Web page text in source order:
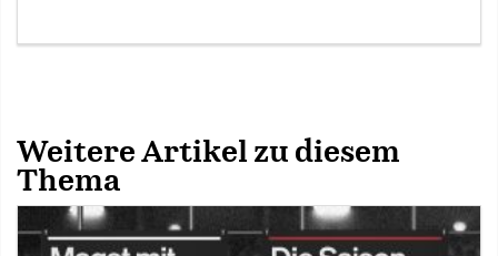
Weitere Artikel zu diesem
Thema